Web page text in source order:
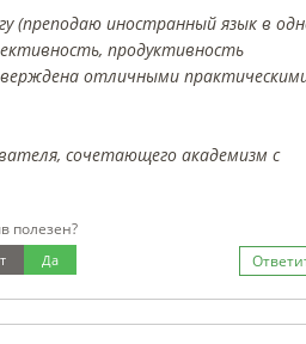
(преподаю иностранный язык в
продуктивность
отличными
сочетающего академизм с
полезен?
Да